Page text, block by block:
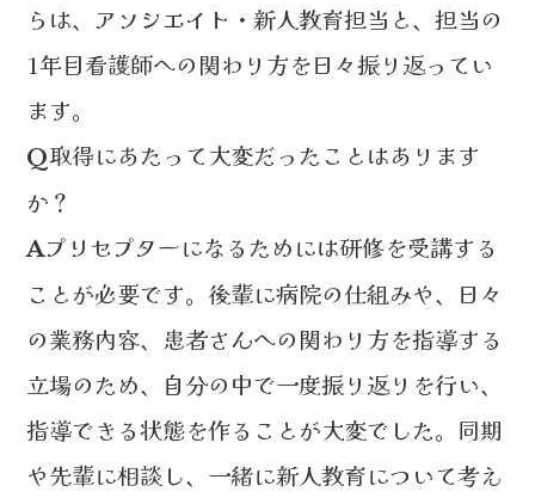
らは、アソシエイト・新人教育担当と、担当の
1年目看護師への関わり方を日々振り返ってい
ます。
Q取得にあたって大変だったことはあります
か？
Aプリセプターになるためには研修を受講する
ことが必要です。後輩に病院の仕組みや、日々
の業務内容、患者さんへの関わり方を指導する
立場のため、自分の中で一度振り返りを行い、
指導できる状態を作ることが大変でした。同期
や先輩に相談し、一緒に新人教育について考え